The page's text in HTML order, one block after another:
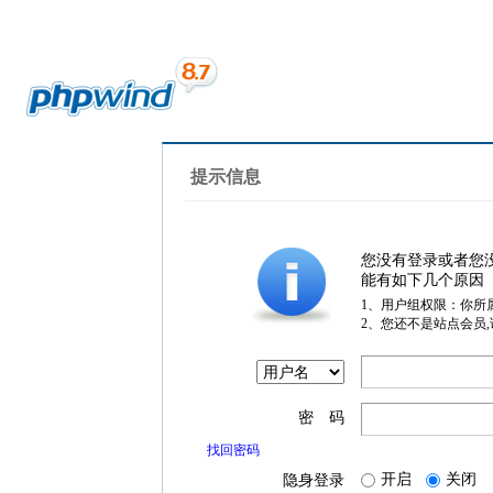
提示信息
您没有登录或者您
能有如下几个原因
1、用户组权限：你所
2、您还不是站点会员
密 码
找回密码
隐身登录 开启 关闭